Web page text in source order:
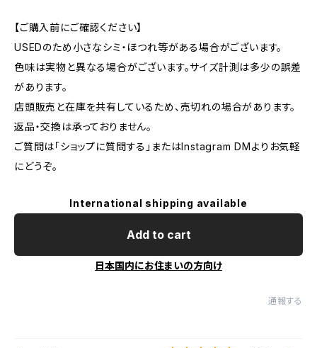
【ご購入前にご確認ください】
USEDのため小さなシミ・ほつれ等がある場合がございます。
色味は実物と異なる場合がございます。サイズ計測は多少の誤差
があります。
店頭販売と在庫を共有しているため、売切れの場合があります。
返品・交換は承っておりません。
ご質問は「ショップに質問する」またはInstagram DMよりお気軽
にどうぞ。
International shipping available
Add to cart
日本国内にお住まいの方向け
通報する